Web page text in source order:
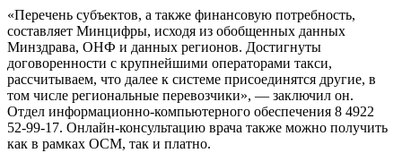
«Перечень субъектов, а также финансовую потребность,
составляет Минцифры, исходя из обобщенных данных
Минздрава, ОНФ и данных регионов. Достигнуты
договоренности с крупнейшими операторами такси,
рассчитываем, что далее к системе присоединятся другие, в
том числе региональные перевозчики», — заключил он.
Отдел информационно-компьютерного обеспечения 8 4922
52-99-17. Онлайн-консультацию врача также можно получить
как в рамках ОСМ, так и платно.